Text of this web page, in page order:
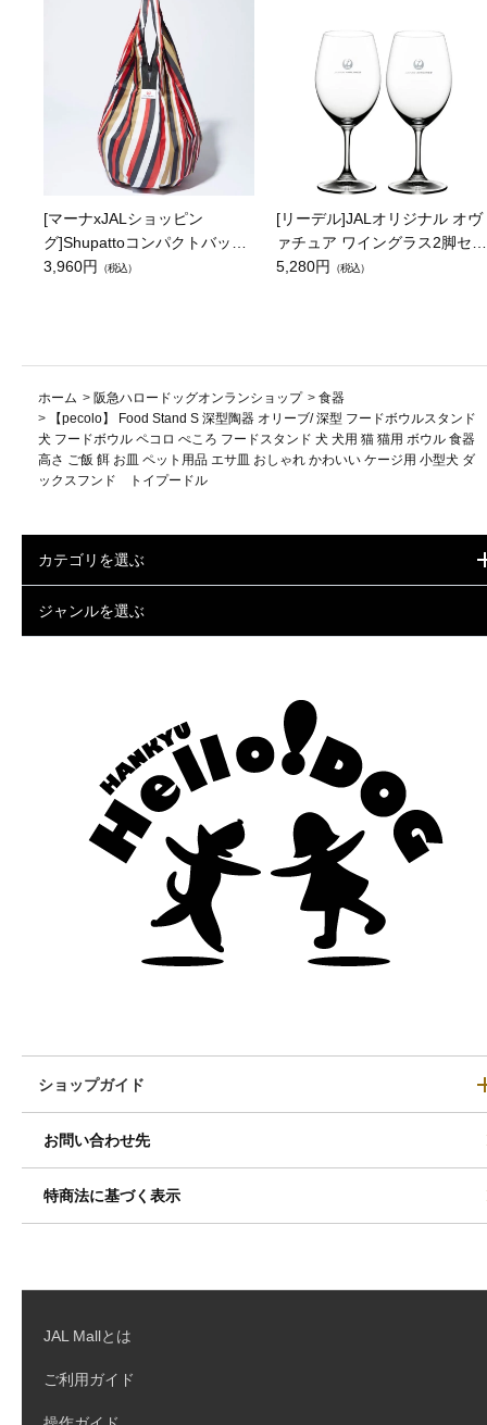
[マーナxJALショッピン
グ]Shupattoコンパクトバッグ
Drop JAL客室乗務員（LC）ス
3,960円 （税込）
[リーデル]JALオリジナル オヴ
ァチュア ワイングラス2脚セッ
ト（レッドワイン）
5,280円 （税込）
ホーム > 阪急ハロードッグオンランショップ > 食器
>
【pecolo】 Food Stand S 深型陶器 オリーブ/ 深型 フードボウルスタンド
犬 フードボウル ペコロ ぺころ フードスタンド 犬 犬用 猫 猫用 ボウル 食器
高さ ご飯 餌 お皿 ペット用品 エサ皿 おしゃれ かわいい ケージ用 小型犬 ダ
ックスフンド トイプードル
カテゴリを選ぶ
ジャンルを選ぶ
ショップガイド
お問い合わせ先
特商法に基づく表示
JAL Mallとは
ご利用ガイド